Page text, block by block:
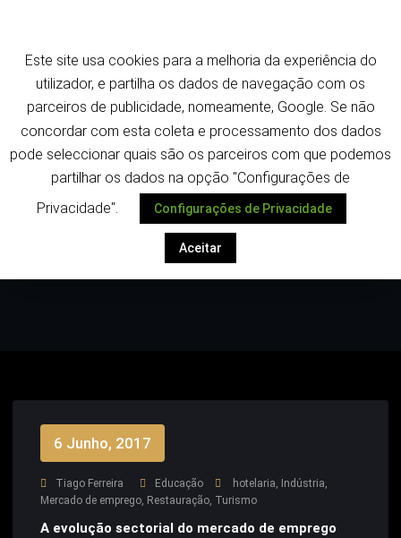
conteúdo
Despoletar
Etiqueta:hotelaria
6 Junho, 2017
Tiago Ferreira Educação hotelaria Indústria
Mercado de emprego Restauração Turismo
A evolução sectorial do mercado de emprego
Este site usa cookies para a melhoria da experiência do
utilizador, e partilha os dados de navegação com os
parceiros de publicidade, nomeamente, Google. Se não
concordar com esta coleta e processamento dos dados
pode seleccionar quais são os parceiros com que podemos
partilhar os dados na opção "Configurações de
Privacidade".
Configurações de Privacidade
Aceitar